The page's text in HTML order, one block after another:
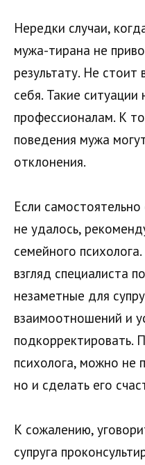
Нередки случаи,
мужа-тирана не
результату. Не
себя. Такие
профессионалам. К
поведения мужа
отклонения.
Если
не удалось,
семейного
взгляд специалиста
незаметные для
взаимоотношений и
подкорректировать.
психолога, можно не
но и сделать его
К сожалению,
супруга